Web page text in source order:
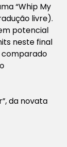
“Whip My
livre).
potencial
neste final
comparado
da novata